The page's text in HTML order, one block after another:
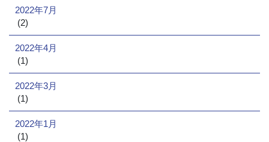
2022年7月
(2)
2022年4月
(1)
2022年3月
(1)
2022年1月
(1)